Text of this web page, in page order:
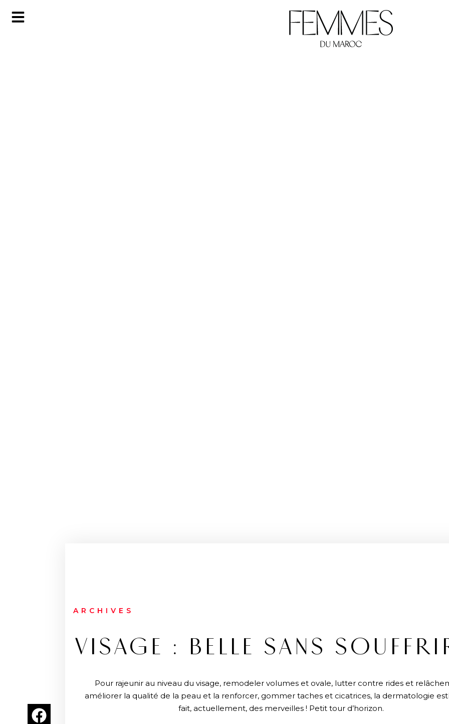
ARCHIVES
VISAGE : BELLE SANS
Pour rajeunir au niveau du visage, remodeler volumes et ovale, lutter contre rides et
améliorer la qualité de la peau et la renforcer, gommer taches et cicatrices, la dermatologie
fait, actuellement, des merveilles ! Petit tour d’horizon.